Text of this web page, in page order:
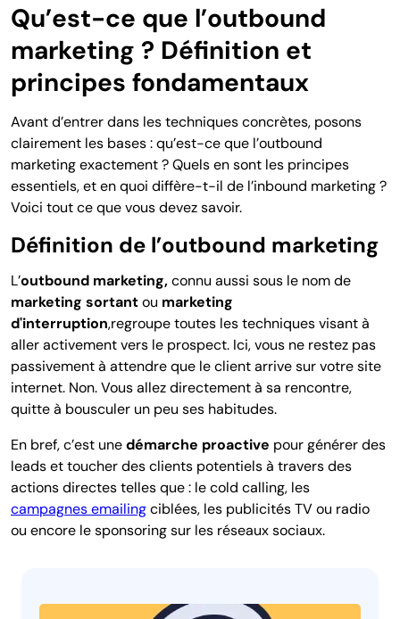
Qu’est-ce que l’outbound
marketing ? Définition et
principes fondamentaux
Avant d’entrer dans les techniques concrètes, posons
clairement les bases : qu’est-ce que l’outbound
marketing exactement ? Quels en sont les principes
essentiels, et en quoi diffère-t-il de l’inbound marketing ?
Voici tout ce que vous devez savoir.
Définition de l’outbound marketing
L’outbound marketing,connu aussi sous le nom de
marketing sortantou marketing
d'interruption,regroupe toutes les techniques visant à
aller activement vers le prospect. Ici, vous ne restez pas
passivement à attendre que le client arrive sur votre site
internet. Non. Vous allez directement à sa rencontre,
quitte à bousculer un peu ses habitudes.
En bref, c’est unedémarche proactive pour générer des
leads et toucher des clients potentiels à travers des
actions directes telles que : le cold calling, les
campagnes emailingciblées, les publicités TV ou radio
ou encore le sponsoring sur les réseaux sociaux.